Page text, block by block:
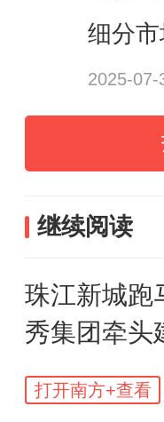
中国海外
润有限公
位居第199
下的保利发
这与一周前
富》中国
营业收入总
三的房地
细分市
2025-07-
继续阅读
珠江新城跑
秀集团牵头
打开南方+查看